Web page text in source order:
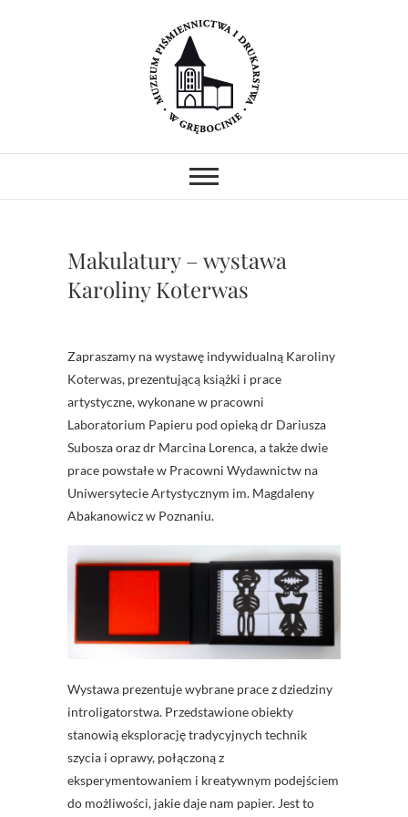
Muzeum
Piśmiennictwa i
Drukarstwa w
Grębocinie
GOTYCKIM KOŚCIELE.
POKAZY.
Makulatury – wystawa
Karoliny Koterwas
Zapraszamy na wystawę indywidualną Karoliny
Koterwas, prezentującą książki i prace
artystyczne, wykonane w pracowni
Laboratorium Papieru pod opieką dr Dariusza
Subosza oraz dr Marcina Lorenca, a także dwie
prace powstałe w Pracowni Wydawnictw na
Uniwersytecie Artystycznym im. Magdaleny
Abakanowicz w Poznaniu.
Wystawa prezentuje wybrane prace z dziedziny
introligatorstwa. Przedstawione obiekty
stanowią eksplorację tradycyjnych technik
szycia i oprawy, połączoną z
eksperymentowaniem i kreatywnym podejściem
do możliwości, jakie daje nam papier. Jest to